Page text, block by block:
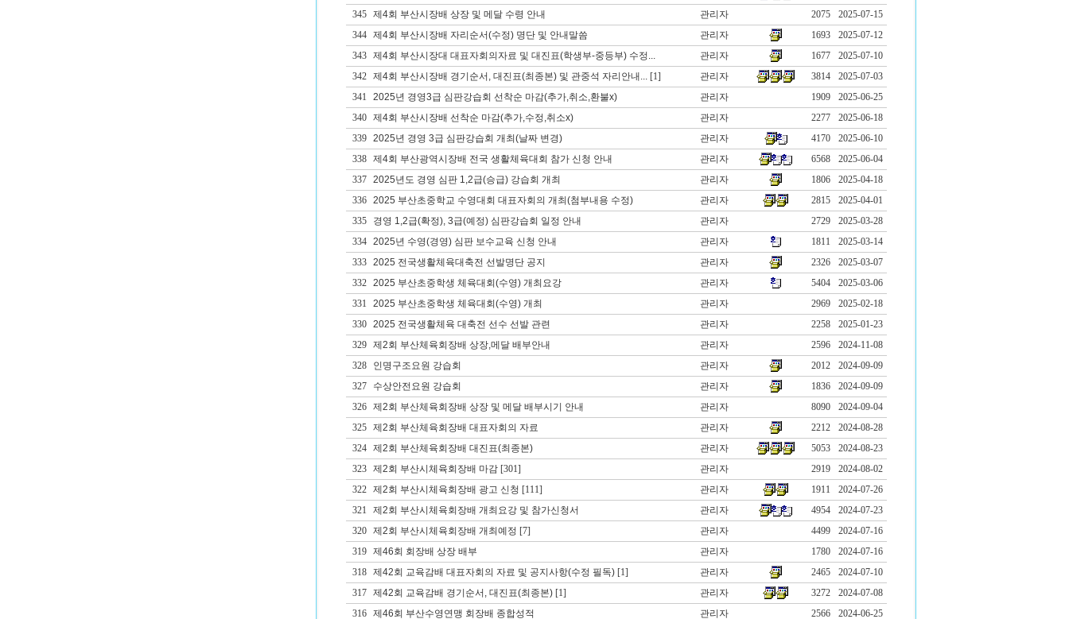
345
제4회 부산시장배 상장 및 메달 수령 안내 관리자 2075
2025-07-15
344
제4회 부산시장배 자리순서(수정) 명단 및 안내말씀 관리자 1693
2025-07-12
343
제4회 부산시장대 대표자회의자료 및 대진표(학생부-중등부) 수정... 관리자 1677
2025-07-10
342
제4회 부산시장배 경기순서, 대진표(최종본) 및 관중석 자리안내...[1] 관리자 3814
2025-07-03
341
2025년 경영3급 심판강습회 선착순 마감(추가,취소,환불x) 관리자 1909
2025-06-25
340
제4회 부산시장배 선착순 마감(추가,수정,취소x) 관리자 2277
2025-06-18
339
2025년 경영 3급 심판강습회 개최(날짜 변경) 관리자 4170
2025-06-10
338
제4회 부산광역시장배 전국 생활체육대회 참가 신청 안내 관리자 6568
2025-06-04
337
2025년도 경영 심판 1,2급(승급) 강습회 개최 관리자 1806
2025-04-18
336
2025 부산초중학교 수영대회 대표자회의 개최(첨부내용 수정) 관리자 2815
2025-04-01
335
경영 1,2급(확정), 3급(예정) 심판강습회 일정 안내 관리자 2729
2025-03-28
334
2025년 수영(경영) 심판 보수교육 신청 안내 관리자 1811
2025-03-14
333
2025 전국생활체육대축전 선발명단 공지 관리자 2326
2025-03-07
332
2025 부산초중학생 체육대회(수영) 개최요강 관리자 5404
2025-03-06
331
2025 부산초중학생 체육대회(수영) 개최 관리자 2969
2025-02-18
330
2025 전국생활체육 대축전 선수 선발 관련 관리자 2258
2025-01-23
329
제2회 부산체육회장배 상장,메달 배부안내 관리자 2596
2024-11-08
328
인명구조요원 강습회 관리자 2012
2024-09-09
327
수상안전요원 강습회 관리자 1836
2024-09-09
326
제2회 부산체육회장배 상장 및 메달 배부시기 안내 관리자 8090
2024-09-04
325
제2회 부산체육회장배 대표자회의 자료 관리자 2212
2024-08-28
324
제2회 부산체육회장배 대진표(최종본) 관리자 5053
2024-08-23
323
제2회 부산시체육회장배 마감[301] 관리자 2919
2024-08-02
322
제2회 부산시체육회장배 광고 신청 [111] 관리자 1911
2024-07-26
321
제2회 부산시체육회장배 개최요강 및 참가신청서 관리자 4954
2024-07-23
320
제2회 부산시체육회장배 개최예정 [7] 관리자 4499
2024-07-16
319
제46회 회장배 상장 배부 관리자 1780
2024-07-16
318
제42회 교육감배 대표자회의 자료 및 공지사항(수정 필독)[1] 관리자 2465
2024-07-10
317
제42회 교육감배 경기순서, 대진표(최종본)[1] 관리자 3272
2024-07-08
316
제46회 부산수영연맹 회장배 종합성적 관리자 2566
2024-06-25